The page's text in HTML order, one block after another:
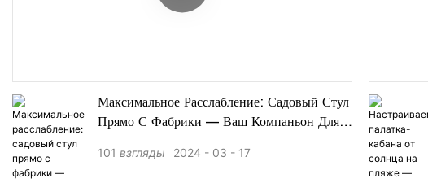
Максимальное Расслабление: Садовый Стул
Прямо С Фабрики — Ваш Компаньон Для
2024 03 17
101 взгляды